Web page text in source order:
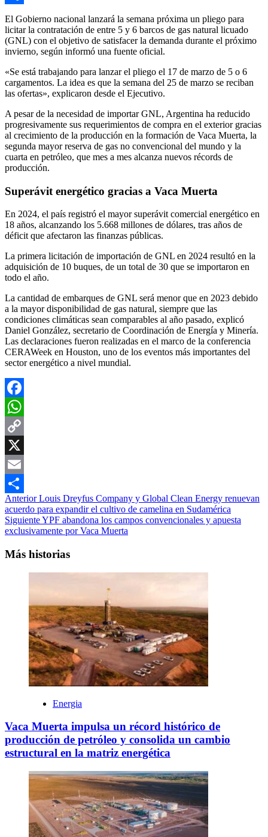
Compartir
El Gobierno nacional lanzará la semana próxima un pliego para
licitar la contratación de entre 5 y 6 barcos de gas natural licuado
(GNL) con el objetivo de satisfacer la demanda durante el próximo
invierno, según informó una fuente oficial.
«Se está trabajando para lanzar el pliego el 17 de marzo de 5 o 6
cargamentos. La idea es que la semana del 25 de marzo se reciban
las ofertas», explicaron desde el Ejecutivo.
A pesar de la necesidad de importar GNL, Argentina ha reducido
progresivamente sus requerimientos de compra en el exterior gracias
al crecimiento de la producción en la formación de Vaca Muerta, la
segunda mayor reserva de gas no convencional del mundo y la
cuarta en petróleo, que mes a mes alcanza nuevos récords de
producción.
Superávit energético gracias a Vaca Muerta
En 2024, el país registró el mayor superávit comercial energético en
18 años, alcanzando los 5.668 millones de dólares, tras años de
déficit que afectaron las finanzas públicas.
La primera licitación de importación de GNL en 2024 resultó en la
adquisición de 10 buques, de un total de 30 que se importaron en
todo el año.
La cantidad de embarques de GNL será menor que en 2023 debido
a la mayor disponibilidad de gas natural, siempre que las
condiciones climáticas sean comparables al año pasado, explicó
Daniel González, secretario de Coordinación de Energía y Minería.
Las declaraciones fueron realizadas en el marco de la conferencia
CERAWeek en Houston, uno de los eventos más importantes del
sector energético a nivel mundial.
Facebook
WhatsApp
Copy
Link
X
Email
Compartir
Navegación
de
entradas
AnteriorLouis Dreyfus Company y Global Clean Energy renuevan
acuerdo para expandir el cultivo de camelina en Sudamérica
SiguienteYPF abandona los campos convencionales y apuesta
exclusivamente por Vaca Muerta
Más historias
Energia
Vaca Muerta impulsa un récord histórico de
producción de petróleo y consolida un cambio
estructural en la matriz energética